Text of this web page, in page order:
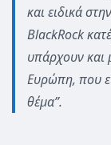
και ειδικά
BlackRock
υπάρχουν και
Ευρώπη, που
θέμα”.